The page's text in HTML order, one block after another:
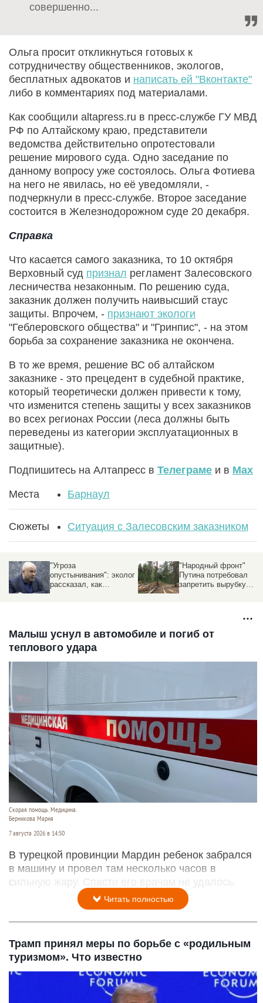
совершенно...
Ольга просит откликнуться готовых к
сотрудничеству общественников, экологов,
бесплатных адвокатов и написать ей "Вконтакте"
либо в комментариях под материалами.
Как сообщили altapress.ru в пресс-службе ГУ МВД
РФ по Алтайскому краю, представители
ведомства действительно опротестовали
решение мирового суда. Одно заседание по
данному вопросу уже состоялось. Ольга Фотиева
на него не явилась, но её уведомляли, -
подчеркнули в пресс-службе. Второе заседание
состоится в Железнодорожном суде 20 декабря.
Справка
Что касается самого заказника, то 10 октября
Верховный суд признал регламент Залесовского
лесничества незаконным. По решению суда,
заказник должен получить наивысший стаус
защиты. Впрочем, - признают экологи
"Геблеровского общества" и "Гринпис", - на этом
борьба за сохранение заказника не окончена.
В то же время, решение ВС об алтайском
заказнике - это прецедент в судебной практике,
который теоретически должен привести к тому,
что изменится степень защиты у всех заказников
во всех регионах России (леса должны быть
переведены из категории эксплуатационных в
защитные).
Подпишитесь на Алтапресс в Телеграме и в Max
Места Барнаул
Сюжеты Ситуация с Залесовским заказником
"Угроза
опустынивания": эколог
рассказал, как
"Народный фронт"
Путина потребовал
запретить вырубку
Малыш уснул в автомобиле и погиб от
теплового удара
Скорая помощь. Медицина.
Берникова Мария
7 августа 2026 в 14:50
В турецкой провинции Мардин ребенок забрался
в машину и провел там несколько часов в
сильную жару. Спасти его врачам не удалось.
Читать полностью
Трамп принял меры по борьбе с «родильным
туризмом». Что известно